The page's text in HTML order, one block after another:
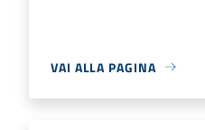
VAI ALLA PAGINA